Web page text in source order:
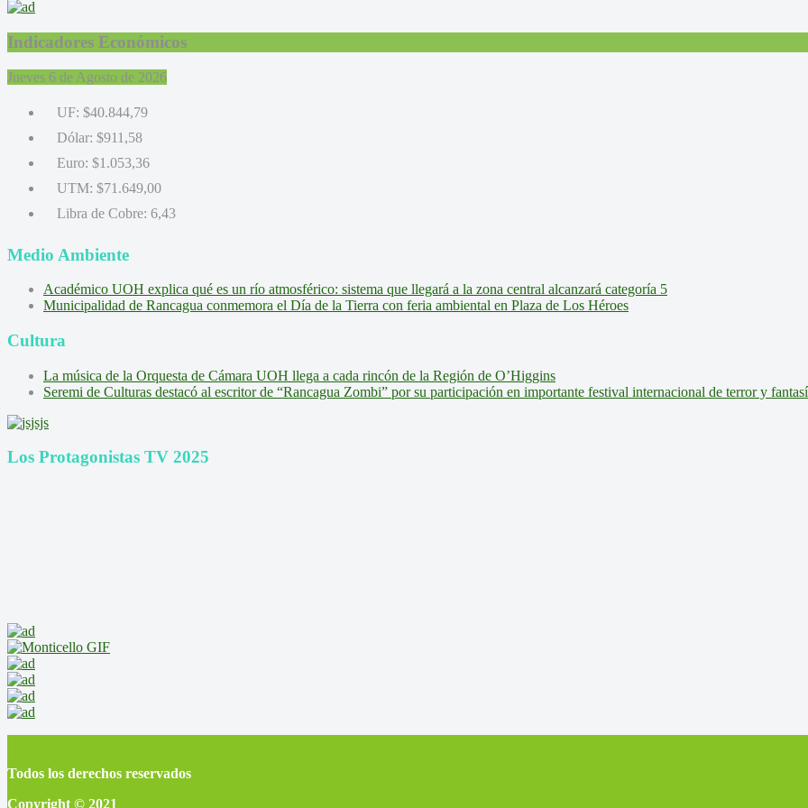
Indicadores Económicos
Jueves 6 de Agosto de 2026
UF: $40.844,79
Dólar: $911,58
Euro: $1.053,36
UTM: $71.649,00
Libra de Cobre: 6,43
Medio Ambiente
Académico UOH explica qué es un río atmosférico: sistema que llegará a la zona central alcanzará categoría 5
Municipalidad de Rancagua conmemora el Día de la Tierra con feria ambiental en Plaza de Los Héroes
Cultura
La música de la Orquesta de Cámara UOH llega a cada rincón de la Región de O’Higgins
Seremi de Culturas destacó al escritor de “Rancagua Zombi” por su participación en importante festival internacional de terror y
Los Protagonistas TV 2025
Todos los derechos reservados
Copyright © 2021